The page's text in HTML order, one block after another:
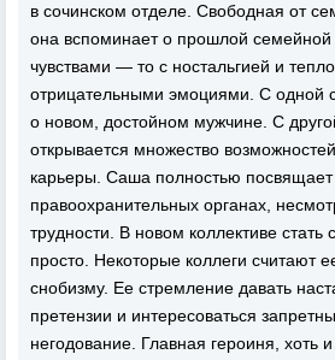
в сочинском отделе. Свободная от
она вспоминает о прошлой
чувствами — то с ностальгией и
отрицательными эмоциями. С одной
о новом, достойном мужчине. С
открывается множество
карьеры. Саша полностью посвящает
правоохранительных органах,
трудности. В новом коллективе стать
просто. Некоторые коллеги считают
снобизму. Ее стремление давать
претензии и интересоваться
негодование. Главная героиня, хоть